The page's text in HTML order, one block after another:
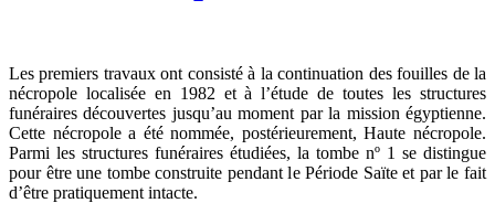
Les premiers travaux ont consisté à la continuation des fouilles de la
nécropole localisée en 1982 et à l’étude de toutes les structures
funéraires découvertes jusqu’au moment par la mission égyptienne.
Cette nécropole a été nommée, postérieurement, Haute nécropole.
Parmi les structures funéraires étudiées, la tombe nº 1 se distingue
pour être une tombe construite pendant le Période Saïte et par le fait
d’être pratiquement intacte.